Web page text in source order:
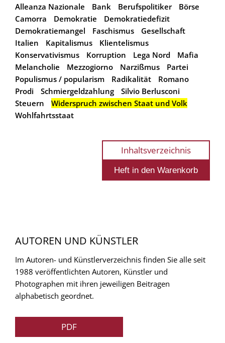
Alleanza Nazionale
Bank Berufspolitiker
Börse
Camorra
Demokratie
Demokratiedefizit
Demokratiemangel
Faschismus
Gesellschaft
Italien
Kapitalismus
Klientelismus
Konservativismus
Korruption Lega Nord
Mafia
Melancholie
Mezzogiorno Narzißmus
Partei
Populismus / popularism
Radikalität
Romano
Prodi
Schmiergeldzahlung
Silvio Berlusconi
Steuern
Widerspruch zwischen Staat und Volk
Wohlfahrtsstaat
Inhaltsverzeichnis
AUTOREN UND KÜNSTLER
Im Autoren- und Künstlerverzeichnis finden Sie alle seit
1988 veröffentlichten Autoren, Künstler und
Photographen mit ihren jeweiligen Beitragen
alphabetisch geordnet.
PDF